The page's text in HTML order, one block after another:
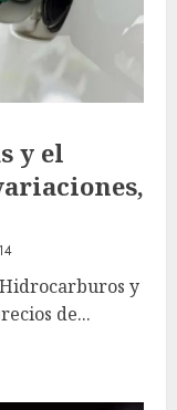
y el
y
de...